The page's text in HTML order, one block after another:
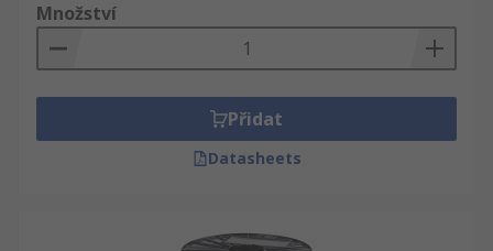
Množství
Přidat
Datasheets